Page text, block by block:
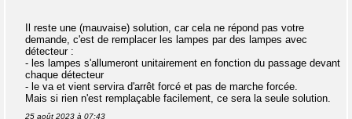
Il reste une (mauvaise) solution, car cela ne répond pas votre
demande, c'est de remplacer les lampes par des lampes avec
détecteur :
- les lampes s'allumeront unitairement en fonction du passage devant
chaque détecteur
- le va et vient servira d'arrêt forcé et pas de marche forcée.
Mais si rien n'est remplaçable facilement, ce sera la seule solution.
25 août 2023 à 07:43